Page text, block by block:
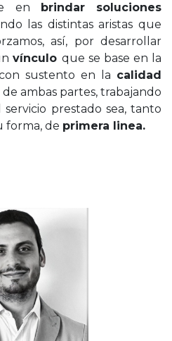
en brindar soluciones
las distintas aristas que
así, por desarrollar
vínculo que se base en la
sustento en la calidad
de ambas partes, trabajando
prestado sea, tanto
forma, de primera linea.